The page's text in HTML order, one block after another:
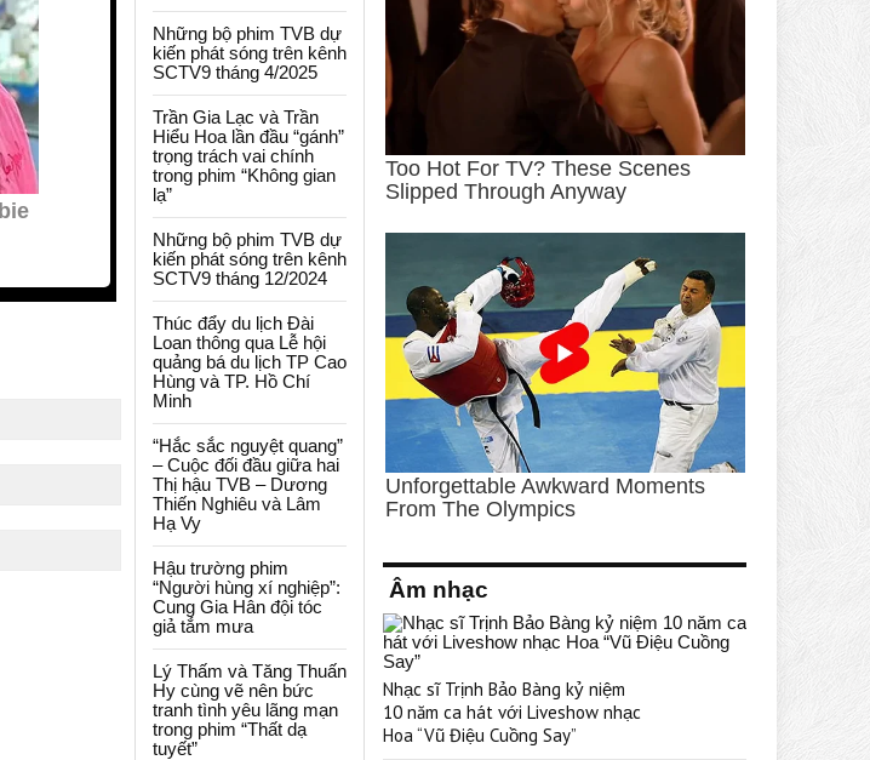
Những bộ phim TVB dự
kiến phát sóng trên kênh
SCTV9 tháng 4/2025
Trần Gia Lạc và Trần
Hiểu Hoa lần đầu “gánh”
trọng trách vai chính
trong phim “Không gian
lạ”
Những bộ phim TVB dự
kiến phát sóng trên kênh
SCTV9 tháng 12/2024
Thúc đẩy du lịch Đài
Loan thông qua Lễ hội
quảng bá du lịch TP Cao
Hùng và TP. Hồ Chí
Minh
“Hắc sắc nguyệt quang”
– Cuộc đối đầu giữa hai
Thị hậu TVB – Dương
Thiến Nghiêu và Lâm
Hạ Vy
Hậu trường phim
“Người hùng xí nghiệp”:
Cung Gia Hân đội tóc
giả tắm mưa
Lý Thấm và Tăng Thuấn
Hy cùng vẽ nên bức
tranh tình yêu lãng mạn
trong phim “Thất dạ
tuyết”
Âm nhạc
Nhạc sĩ Trịnh Bảo Bàng kỷ niệm
10 năm ca hát với Liveshow nhạc
Hoa “Vũ Điệu Cuồng Say”